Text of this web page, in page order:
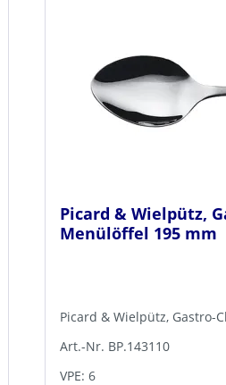
Picard & Wielpütz,
Menülöffel 195 mm
Picard & Wielpütz, Gastro-
Art.-Nr. BP.143110
VPE: 6